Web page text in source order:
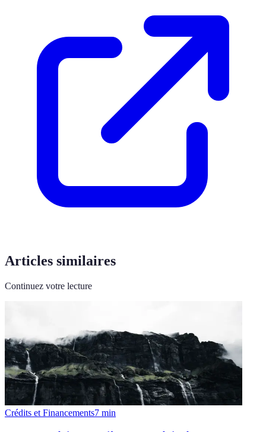
Articles similaires
Continuez votre lecture
Crédits et Financements7 min